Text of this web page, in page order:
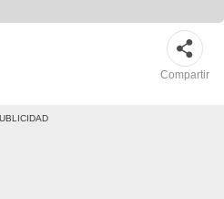
Compartir